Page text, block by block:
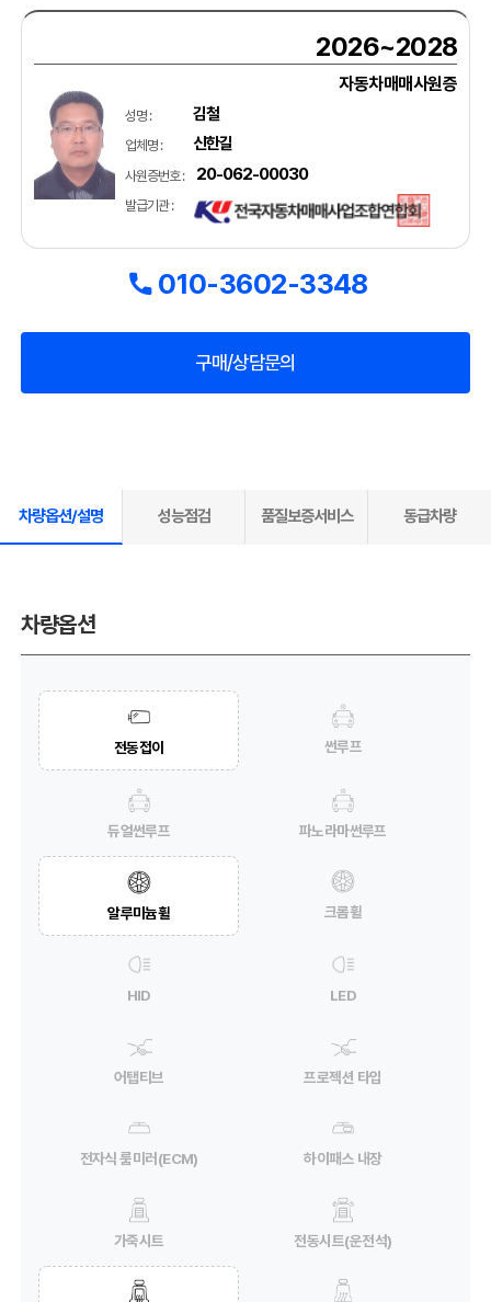
2026~2028
자동차매매사원증
성명 : 김철
업체명 : 신한길
사원증번호 : 20-062-00030
발급기관 :
010-3602-3348
구매/상담문의
차량옵션/설명 성능점검 품질보증서비스 동급차량
차량옵션
전동접이 썬루프
듀얼썬루프 파노라마썬루프
알루미늄휠 크롬휠
HID LED
어탭티브 프로젝션 타입
전자식 룸미러(ECM) 하이패스 내장
가죽시트 전동시트(운전석)